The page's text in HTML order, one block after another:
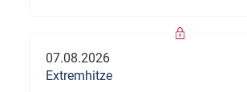
07.08.2026
Extremhitze